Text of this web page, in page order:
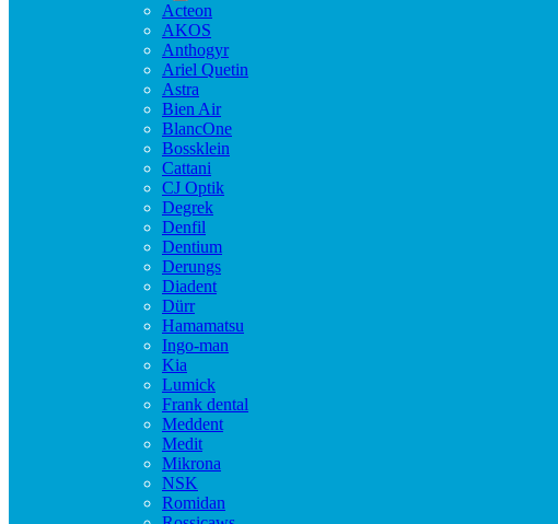
Acteon
AKOS
Anthogyr
Ariel Quetin
Astra
Bien Air
BlancOne
Bossklein
Cattani
CJ Optik
Degrek
Denfil
Dentium
Derungs
Diadent
Dürr
Hamamatsu
Ingo-man
Kia
Lumick
Frank dental
Meddent
Medit
Mikrona
NSK
Romidan